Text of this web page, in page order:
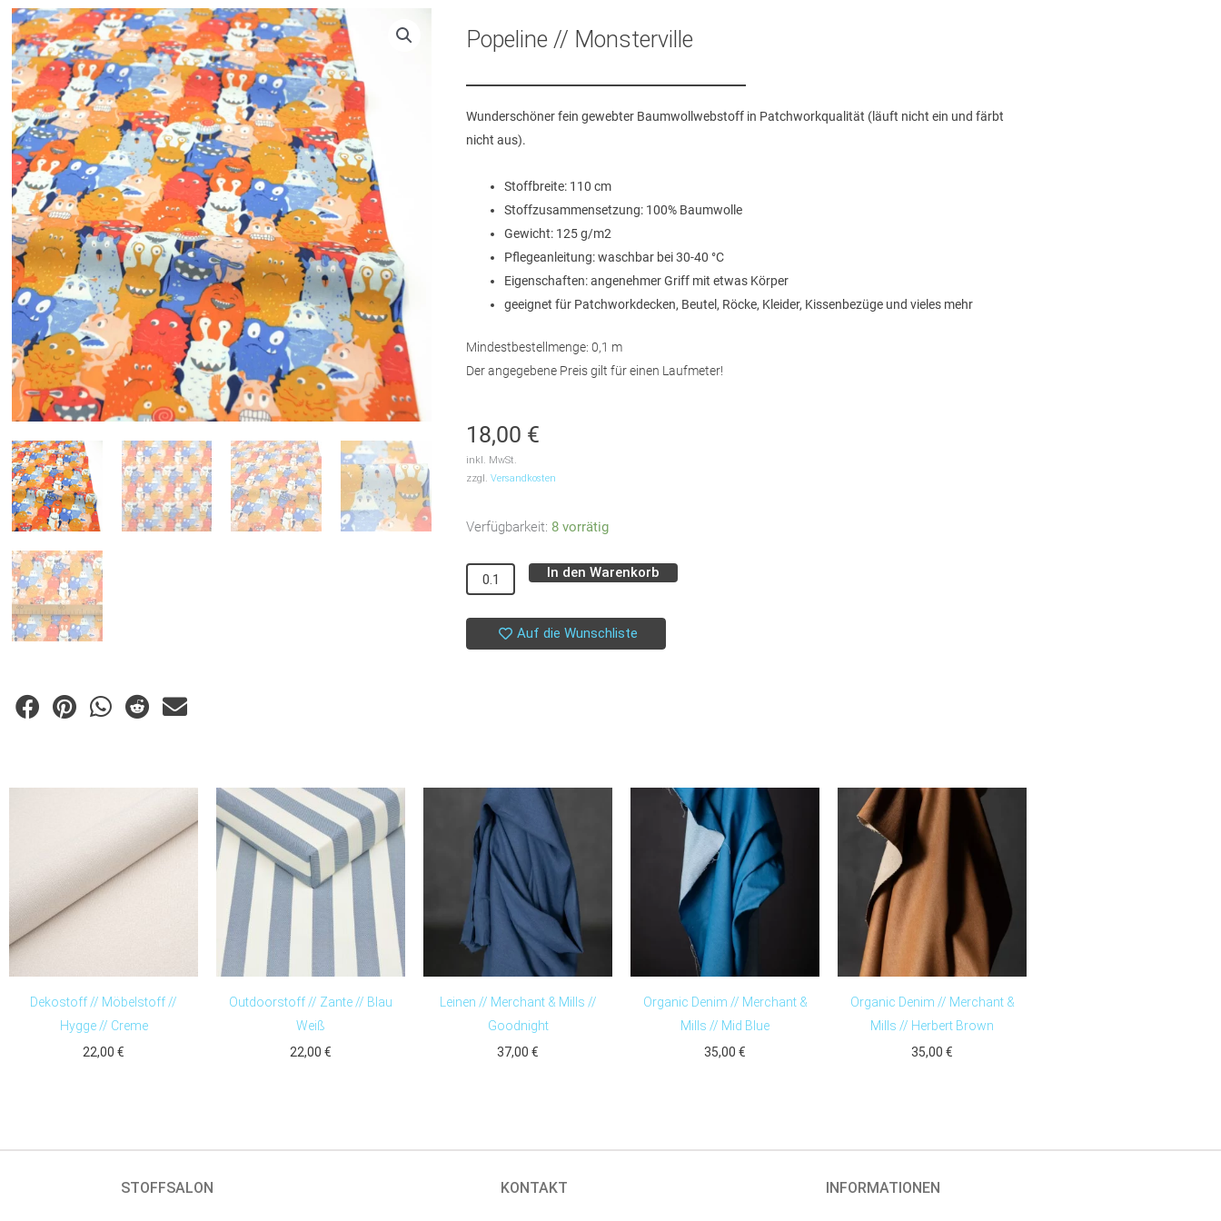
Popeline // Monsterville
Wunderschöner fein gewebter Baumwollwebstoff in Patchworkqualität (läuft nicht ein und färbt
nicht aus).
Stoffbreite: 110 cm
Stoffzusammensetzung: 100% Baumwolle
Gewicht: 125 g/m2
Pflegeanleitung: waschbar bei 30-40 °C
Eigenschaften: angenehmer Griff mit etwas Körper
geeignet für Patchworkdecken, Beutel, Röcke, Kleider, Kissenbezüge und vieles mehr
Mindestbestellmenge: 0,1 m
Der angegebene Preis gilt für einen Laufmeter!
18,00 €
inkl. MwSt.
zzgl. Versandkosten
Verfügbarkeit: 8 vorrätig
Popeline
Monsterville
Menge
In den Warenkorb
Auf die Wunschliste
Dekostoff // Möbelstoff //
Hygge // Creme
22,00 €
Outdoorstoff // Zante // Blau
Weiß
22,00 €
Leinen // Merchant & Mills //
Goodnight
37,00 €
Organic Denim // Merchant &
Mills // Mid Blue
35,00 €
Organic Denim // Merchant &
Mills // Herbert Brown
35,00 €
STOFFSALON KONTAKT INFORMATIONEN